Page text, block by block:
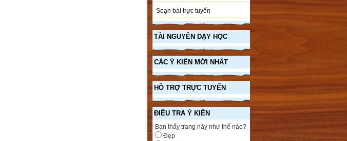
Soạn bài trực tuyến
TÀI NGUYÊN DẠY HỌC
CÁC Ý KIẾN MỚI NHẤT
HỖ TRỢ TRỰC TUYẾN
ĐIỀU TRA Ý KIẾN
Bạn thấy trang này như thế nào?
Đẹp